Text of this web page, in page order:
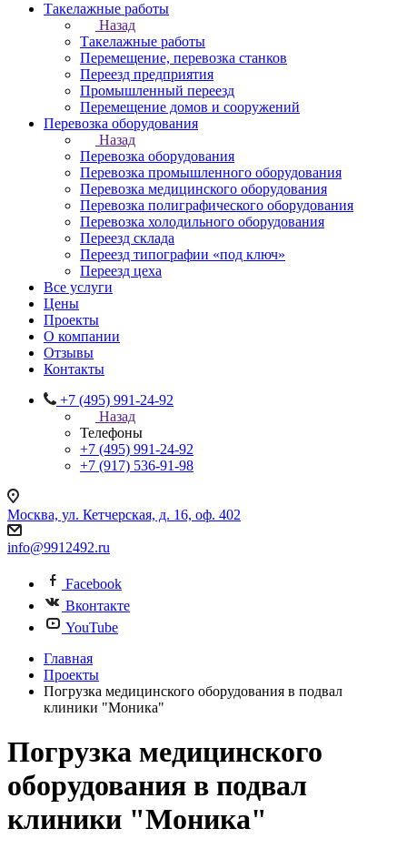
Такелажные работы
Назад
Такелажные работы
Перемещение, перевозка станков
Переезд предприятия
Промышленный переезд
Перемещение домов и сооружений
Перевозка оборудования
Назад
Перевозка оборудования
Перевозка промышленного оборудования
Перевозка медицинского оборудования
Перевозка полиграфического оборудования
Перевозка холодильного оборудования
Переезд склада
Переезд типографии «под ключ»
Переезд цеха
Все услуги
Цены
Проекты
О компании
Отзывы
Контакты
+7 (495) 991-24-92
Назад
Телефоны
+7 (495) 991-24-92
+7 (917) 536-91-98
Москва, ул. Кетчерская, д. 16, оф. 402
info@9912492.ru
Facebook
Вконтакте
YouTube
Главная
Проекты
Погрузка медицинского оборудования в подвал
клиники "Моника"
Погрузка медицинского
оборудования в подвал
клиники "Моника"